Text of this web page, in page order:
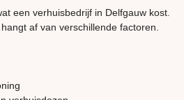
een verhuisbedrijf in Delfgauw kost.
af van verschillende factoren.